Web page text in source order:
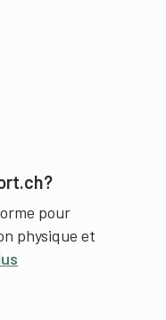
pour
physique et